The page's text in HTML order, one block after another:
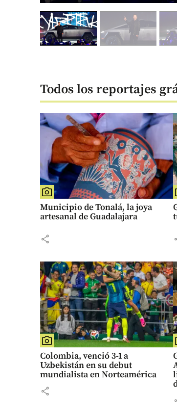
Todos los reportajes
Municipio de Tonalá, la joya
artesanal de Guadalajara
share
Colombia, venció 3-1 a
Uzbekistán en su debut
mundialista en Norteamérica
share